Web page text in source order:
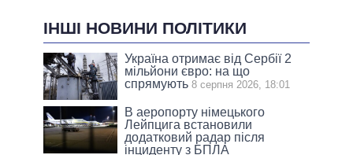
ІНШІ НОВИНИ ПОЛІТИКИ
Україна отримає від Сербії 2
мільйони євро: на що
спрямують 8 серпня 2026, 18:01
В аеропорту німецького
Лейпцига встановили
додатковий радар після
інциденту з БПЛА